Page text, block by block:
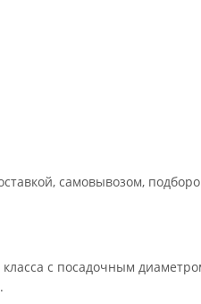
самовывозом,
класса с посадочным